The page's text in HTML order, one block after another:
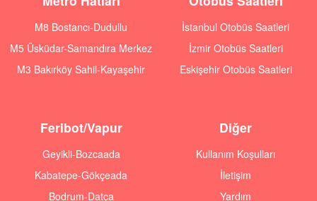
M8 Bostancı-Dudullu
M5 Üsküdar-Samandıra Merkez
M3 Bakırköy Sahil-Kayaşehir
İstanbul Otobüs Saatleri
İzmir Otobüs Saatleri
Eskişehir Otobüs Saatleri
Feribot/Vapur
Geyikli-Bozcaada
Kabatepe-Gökçeada
Bodrum-Datça
Diğer
Kullanım Koşulları
İletişim
Yardım